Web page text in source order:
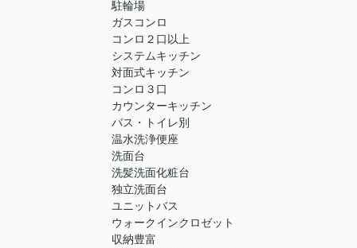
駐輪場
ガスコンロ
コンロ２口以上
システムキッチン
対面式キッチン
コンロ３口
カウンターキッチン
バス・トイレ別
温水洗浄便座
洗面台
洗髪洗面化粧台
独立洗面台
ユニットバス
ウォークインクロゼット
収納豊富